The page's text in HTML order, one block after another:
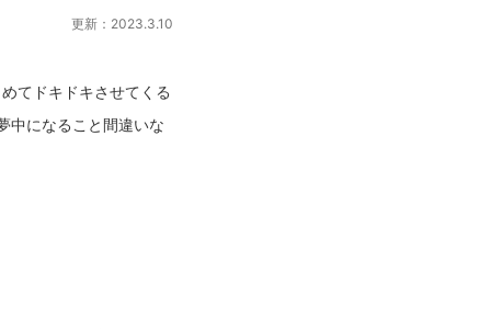
更新：2023.3.10
てドキドキさせてくる
中になること間違いな